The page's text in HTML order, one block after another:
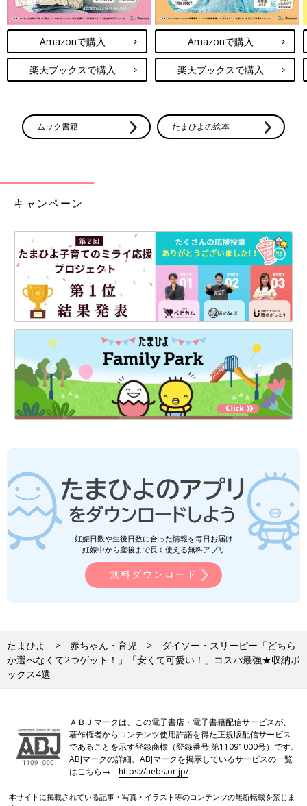
Amazonで購入
楽天ブックスで購入
Amazonで購入
楽天ブックスで購入
ムック書籍 たまひよの絵本
キャンペーン
妊娠日数や生後日数に合った情報を毎日お届け
妊娠中から産後まで長く使える無料アプリ
無料ダウンロード
たまひよ 赤ちゃん・育児
ダイソー・スリーピー「どちら
か選べなくて2つゲット！」「安くて可愛い！」コスパ最強★収納ボ
ックス4選
ＡＢＪマークは、この電子書店・電子書籍配信サービスが、
著作権者からコンテンツ使用許諾を得た正規版配信サービス
であることを示す登録商標（登録番号 第11091000号）です。
ABJマークの詳細、ABJマークを掲示しているサービスの一覧
はこちら→https://aebs.or.jp/
本サイトに掲載されている記事・写真・イラスト等のコンテンツの無断転載を禁じま